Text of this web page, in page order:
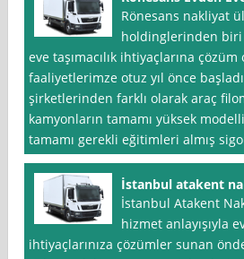
Rönesans nakliyat
holdinglerinden
eve taşımacılık ihtiyaçlarına
faaliyetlerimze otuz yıl önce
şirketlerinden farklı olarak araç
kamyonların tamamı yüksek
tamamı gerekli eğitimleri almış
İstanbul atakent
İstanbul Atakent
hizmet anlayışıyla
ihtiyaçlarınıza çözümler sunan